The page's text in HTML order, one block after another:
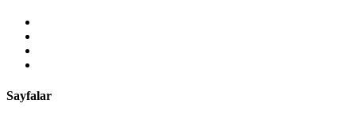
Sayfalar